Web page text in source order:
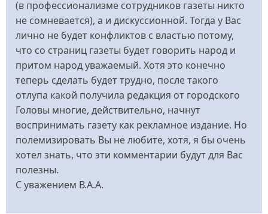
(в профессионализме сотрудников газеты никто
не сомневается), а и дискуссионной. Тогда у Вас
лично не будет конфликтов с властью потому,
что со страниц газеты будет говорить народ и
притом народ уважаемый. Хотя это конечно
теперь сделать будет трудно, после такого
отлупа какой получила редакция от городского
Головы многие, действительно, начнут
воспринимать газету как рекламное издание. Но
полемизировать Вы не любите, хотя, я бы очень
хотел знать, что эти комментарии будут для Вас
полезны.
С уважением В.А.А.